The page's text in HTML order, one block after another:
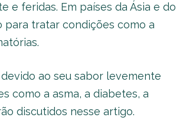
feridas. Em países da Ásia e do
tratar condições como a
ao seu sabor levemente
como a asma, a diabetes, a
discutidos nesse artigo.